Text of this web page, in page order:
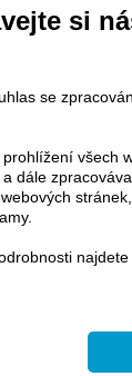
služeb
řad ke stažení,
si
se
všech
dále
najdete